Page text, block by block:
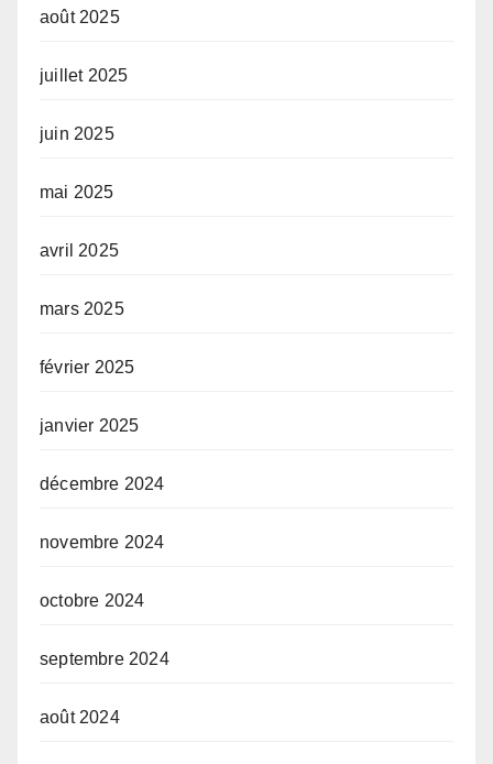
août 2025
juillet 2025
juin 2025
mai 2025
avril 2025
mars 2025
février 2025
janvier 2025
décembre 2024
novembre 2024
octobre 2024
septembre 2024
août 2024